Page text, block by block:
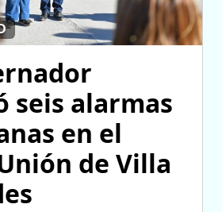
seis alarmas
en el
de Villa